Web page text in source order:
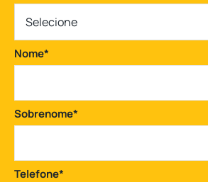
Selecione
Nome*
Sobrenome*
Telefone*